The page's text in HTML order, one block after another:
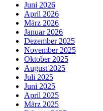
Juni 2026
April 2026
März 2026
Januar 2026
Dezember 2025
November 2025
Oktober 2025
August 2025
Juli 2025
Juni 2025
April 2025
März 2025